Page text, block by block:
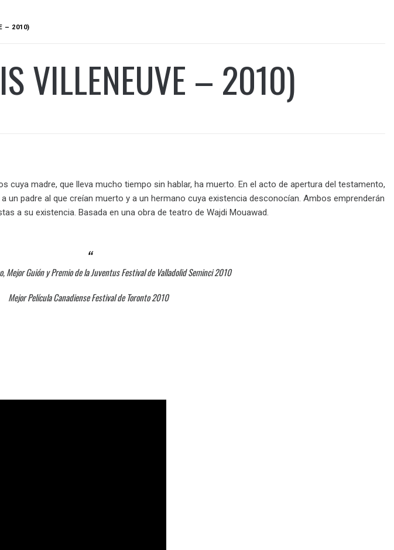
– 2010)
VILLENEUVE – 2010)
cuya madre, que lleva mucho tiempo sin hablar, ha muerto. En el acto de apertura del testamento,
un padre al que creían muerto y a un hermano cuya existencia desconocían. Ambos emprenderán
a su existencia. Basada en una obra de teatro de Wajdi Mouawad.
Mejor Guión y Premio de la Juventus Festival de Valladolid Seminci 2010
Mejor Película Canadiense Festival de Toronto 2010